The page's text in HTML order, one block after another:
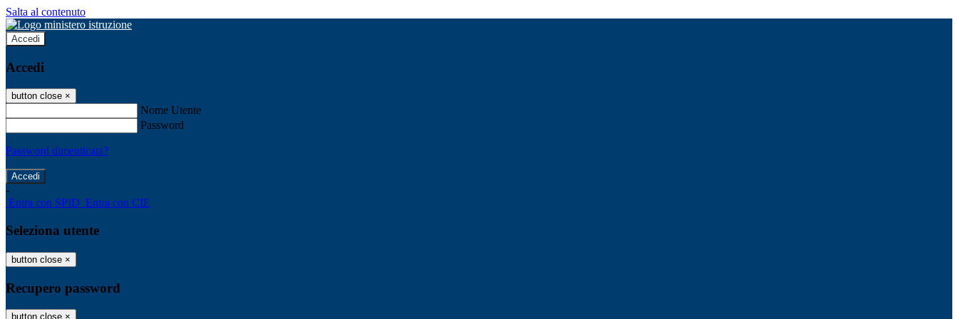
Salta al contenuto
Accedi
Accedi
button close ×
Nome Utente
Password
Password dimenticata?
-
Entra con SPID Entra con CIE
Seleziona utente
button close ×
Recupero password
button close ×